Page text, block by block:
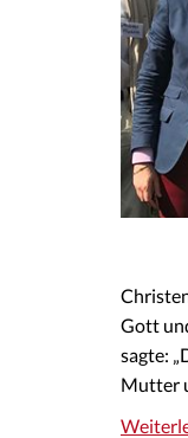
Gott
sagte:
Mutter